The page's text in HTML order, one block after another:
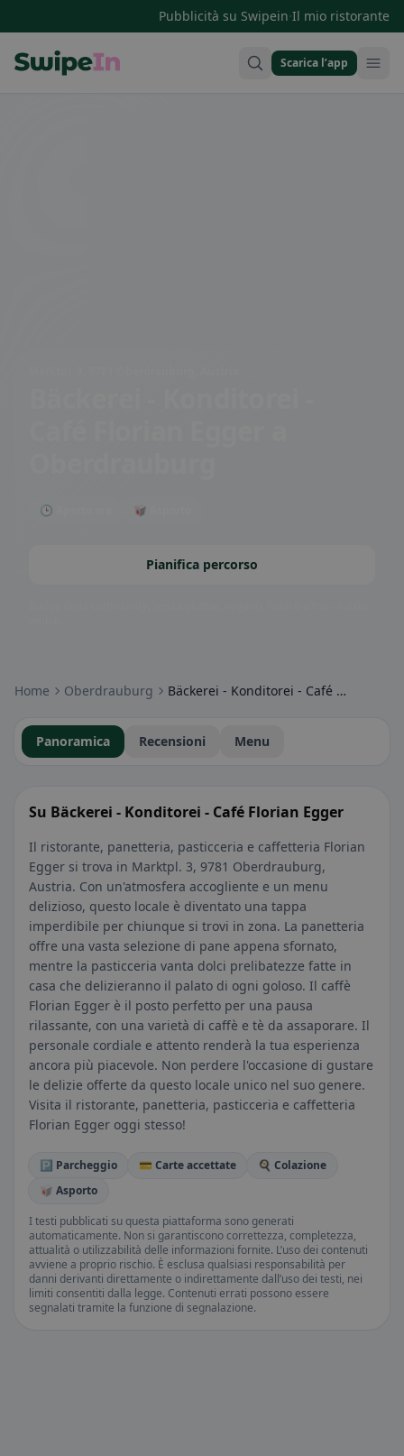
Pubblicità su Swipein·Il mio ristorante
Scarica l’app
🕒 Aperto ora 🥡 Asporto
Pianifica percorso
Home Oberdrauburg Bäckerei - Konditorei - Café Florian Egger
Panoramica Recensioni Menu
Su Bäckerei - Konditorei - Café Florian Egger
Il ristorante, panetteria, pasticceria e caffetteria Florian
Egger si trova in Marktpl. 3, 9781 Oberdrauburg,
Austria. Con un'atmosfera accogliente e un menu
delizioso, questo locale è diventato una tappa
imperdibile per chiunque si trovi in zona. La panetteria
offre una vasta selezione di pane appena sfornato,
mentre la pasticceria vanta dolci prelibatezze fatte in
casa che delizieranno il palato di ogni goloso. Il caffè
Florian Egger è il posto perfetto per una pausa
rilassante, con una varietà di caffè e tè da assaporare. Il
personale cordiale e attento renderà la tua esperienza
ancora più piacevole. Non perdere l'occasione di gustare
le delizie offerte da questo locale unico nel suo genere.
Visita il ristorante, panetteria, pasticceria e caffetteria
Florian Egger oggi stesso!
🅿️ Parcheggio 💳 Carte accettate
🍳 Colazione
🥡 Asporto
I testi pubblicati su questa piattaforma sono generati
automaticamente. Non si garantiscono correttezza, completezza,
attualità o utilizzabilità delle informazioni fornite. L’uso dei contenuti
avviene a proprio rischio. È esclusa qualsiasi responsabilità per
danni derivanti direttamente o indirettamente dall’uso dei testi, nei
limiti consentiti dalla legge. Contenuti errati possono essere
segnalati tramite la funzione di segnalazione.